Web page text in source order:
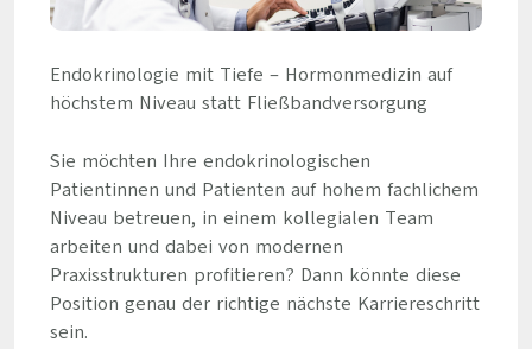
Endokrinologie mit Tiefe – Hormonmedizin auf
höchstem Niveau statt Fließbandversorgung
Sie möchten Ihre endokrinologischen
Patientinnen und Patienten auf hohem fachlichem
Niveau betreuen, in einem kollegialen Team
arbeiten und dabei von modernen
Praxisstrukturen profitieren? Dann könnte diese
Position genau der richtige nächste Karriereschritt
sein.